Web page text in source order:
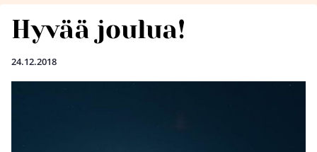
Hyvää joulua!
24.12.2018